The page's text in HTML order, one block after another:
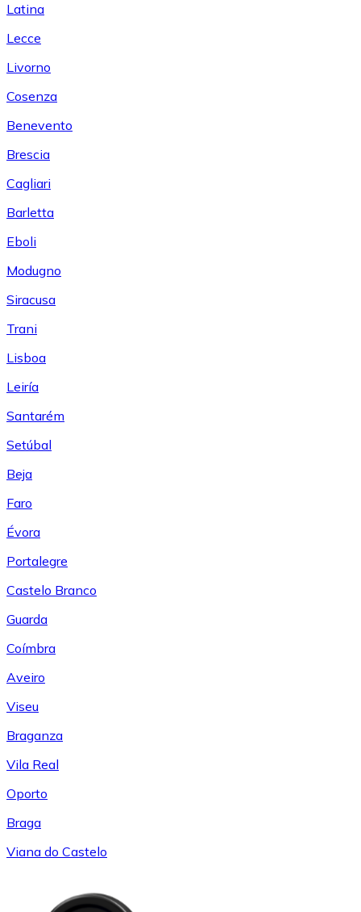
Latina
Lecce
Livorno
Cosenza
Benevento
Brescia
Cagliari
Barletta
Eboli
Modugno
Siracusa
Trani
Lisboa
Leiría
Santarém
Setúbal
Beja
Faro
Évora
Portalegre
Castelo Branco
Guarda
Coímbra
Aveiro
Viseu
Braganza
Vila Real
Oporto
Braga
Viana do Castelo